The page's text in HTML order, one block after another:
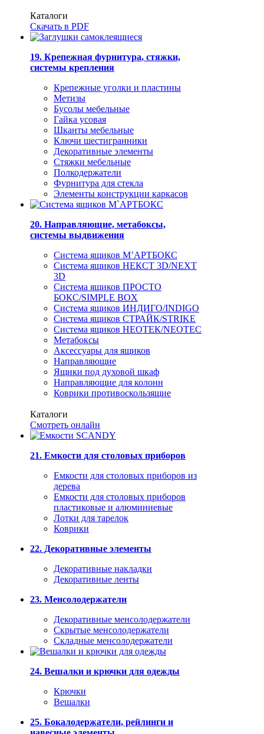
Каталоги
Скачать в PDF
19. Крепежная фурнитура, стяжки,
системы крепления
Крепежные уголки и пластины
Метизы
Бусолы мебельные
Гайка усовая
Шканты мебельные
Ключи шестигранники
Декоративные элементы
Стяжки мебельные
Полкодержатели
Фурнитура для стекла
Элементы конструкции каркасов
20. Направляющие, метабоксы,
системы выдвижения
Система ящиков М’АРТБОКС
Система ящиков НЕКСТ 3D/NEXT
3D
Система ящиков ПРОСТО
БОКС/SIMPLE BOX
Система ящиков ИНДИГО/INDIGO
Система ящиков СТРАЙК/STRIKE
Система ящиков НЕОТЕК/NEOTEC
Метабоксы
Аксессуары для ящиков
Направляющие
Ящики под духовой шкаф
Направляющие для колонн
Коврики противоскользящие
Каталоги
Смотреть онлайн
21. Емкости для столовых приборов
Емкости для столовых приборов из
дерева
Емкости для столовых приборов
пластиковые и алюминиевые
Лотки для тарелок
Коврики
22. Декоративные элементы
Декоративные накладки
Декоративные ленты
23. Менсолодержатели
Декоративные менсолодержатели
Скрытые менсолодержатели
Складные менсолодержатели
24. Вешалки и крючки для одежды
Крючки
Вешалки
25. Бокалодержатели, рейлинги и